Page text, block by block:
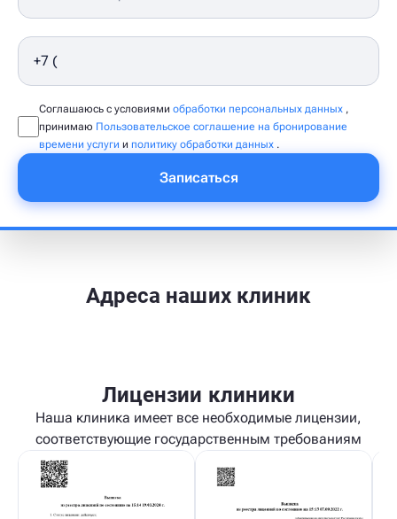
Соглашаюсь с условиями обработки персональных данных ,
принимаю Пользовательское соглашение на бронирование
времени услуги и политику обработки данных .
Записаться
Адреса наших клиник
Лицензии клиники
Наша клиника имеет все необходимые лицензии,
соответствующие государственным требованиям